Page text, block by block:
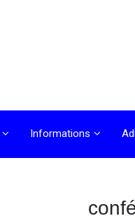
Informations